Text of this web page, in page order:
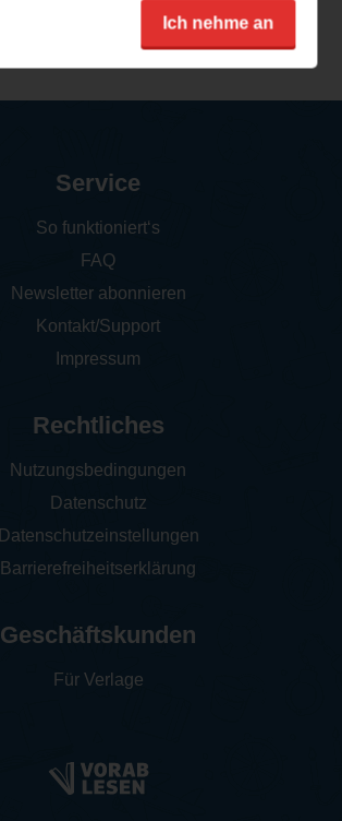
Ich nehme an
Service
So funktioniert‘s
FAQ
Newsletter abonnieren
Kontakt/Support
Impressum
Rechtliches
Nutzungsbedingungen
Datenschutz
Datenschutzeinstellungen
Barrierefreiheitserklärung
Geschäftskunden
Für Verlage